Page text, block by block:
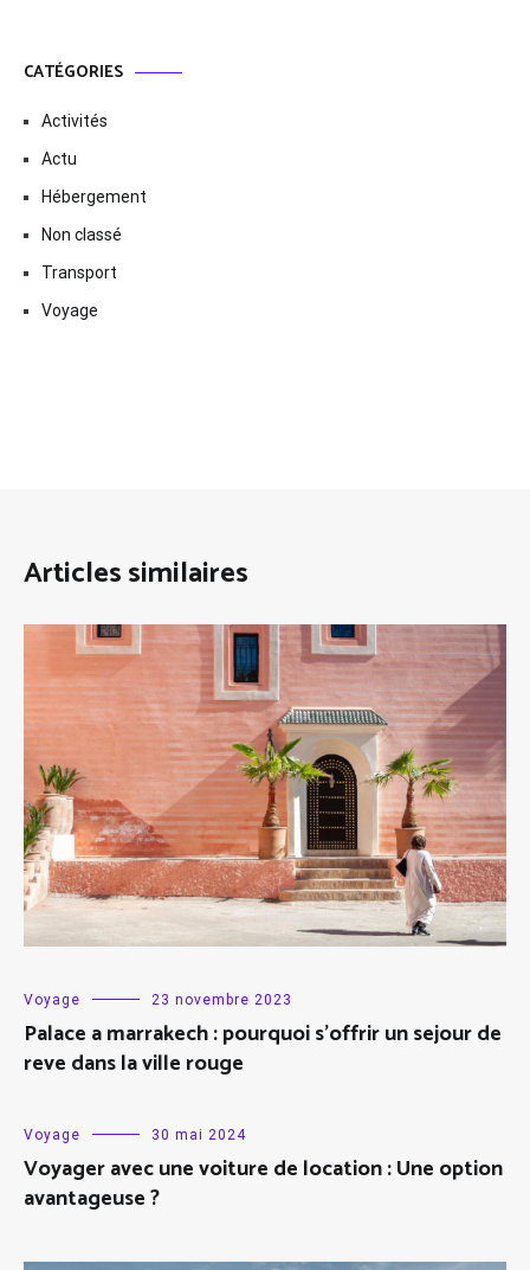
CATÉGORIES
Activités
Actu
Hébergement
Non classé
Transport
Voyage
Articles similaires
Voyage 23 novembre 2023
Palace a marrakech : pourquoi s’offrir un sejour de
reve dans la ville rouge
Voyage 30 mai 2024
Voyager avec une voiture de location : Une option
avantageuse ?